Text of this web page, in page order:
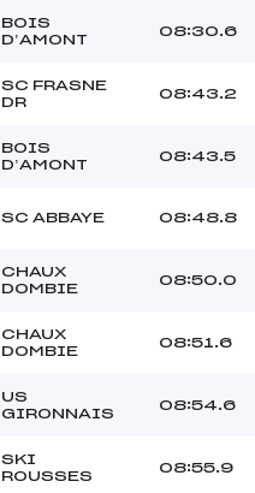
BOIS
D’AMONT
08:30.6
SC FRASNE
DR
08:43.2
BOIS
D’AMONT
08:43.5
SC ABBAYE 08:48.8
CHAUX
DOMBIE
08:50.0
CHAUX
DOMBIE
08:51.6
US
GIRONNAIS
08:54.6
SKI
ROUSSES
08:55.9